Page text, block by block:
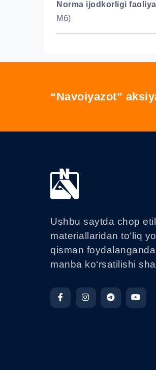
Norma ijodkorligi
Мб)
“Navoiyazot”
Ushbu saytda chop
materiallaridan to‘liq
qisman foydalanganda
manba ko‘rsatilishi